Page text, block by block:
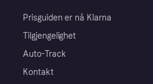
Prisguiden er nå Klarna
Tilgjengelighet
Auto-Track
Kontakt